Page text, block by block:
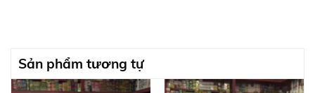
Sản phẩm tương tự